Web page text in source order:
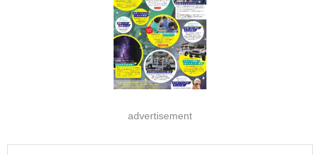
advertisement